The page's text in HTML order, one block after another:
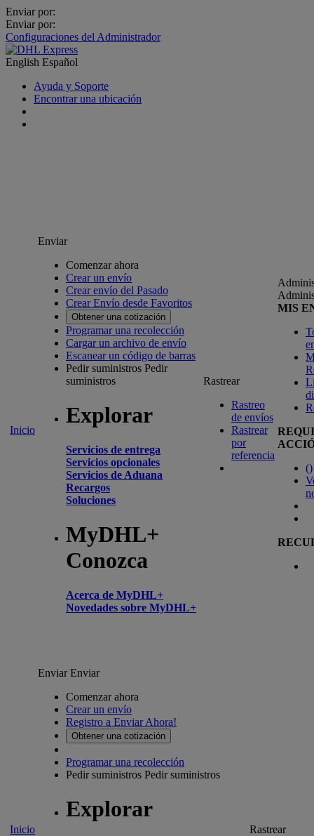
Enviar por:
Enviar por:
Configuraciones del Administrador
English Español
Ayuda y Soporte
Encontrar una ubicación
Inicio
Enviar
Comenzar ahora
Crear un envío
Crear envío del Pasado
Crear Envío desde Favoritos
Obtener una cotización
Programar una recolección
Cargar un archivo de envío
Escanear un código de barras
Pedir suministros Pedir
suministros
Explorar
Servicios de entrega
Servicios opcionales
Servicios de Aduana
Recargos
Soluciones
MyDHL+
Conozca
Acerca de MyDHL+
Novedades sobre MyDHL+
Rastrear
Rastreo
de envíos
Rastrear
por
referencia
MIS
()
Inicio
EnviarEnviar
Comenzar ahora
Crear un envío
Registro a Enviar Ahora!
Obtener una cotización
Programar una recolección
Pedir suministros Pedir suministros
Explorar
Rastrear